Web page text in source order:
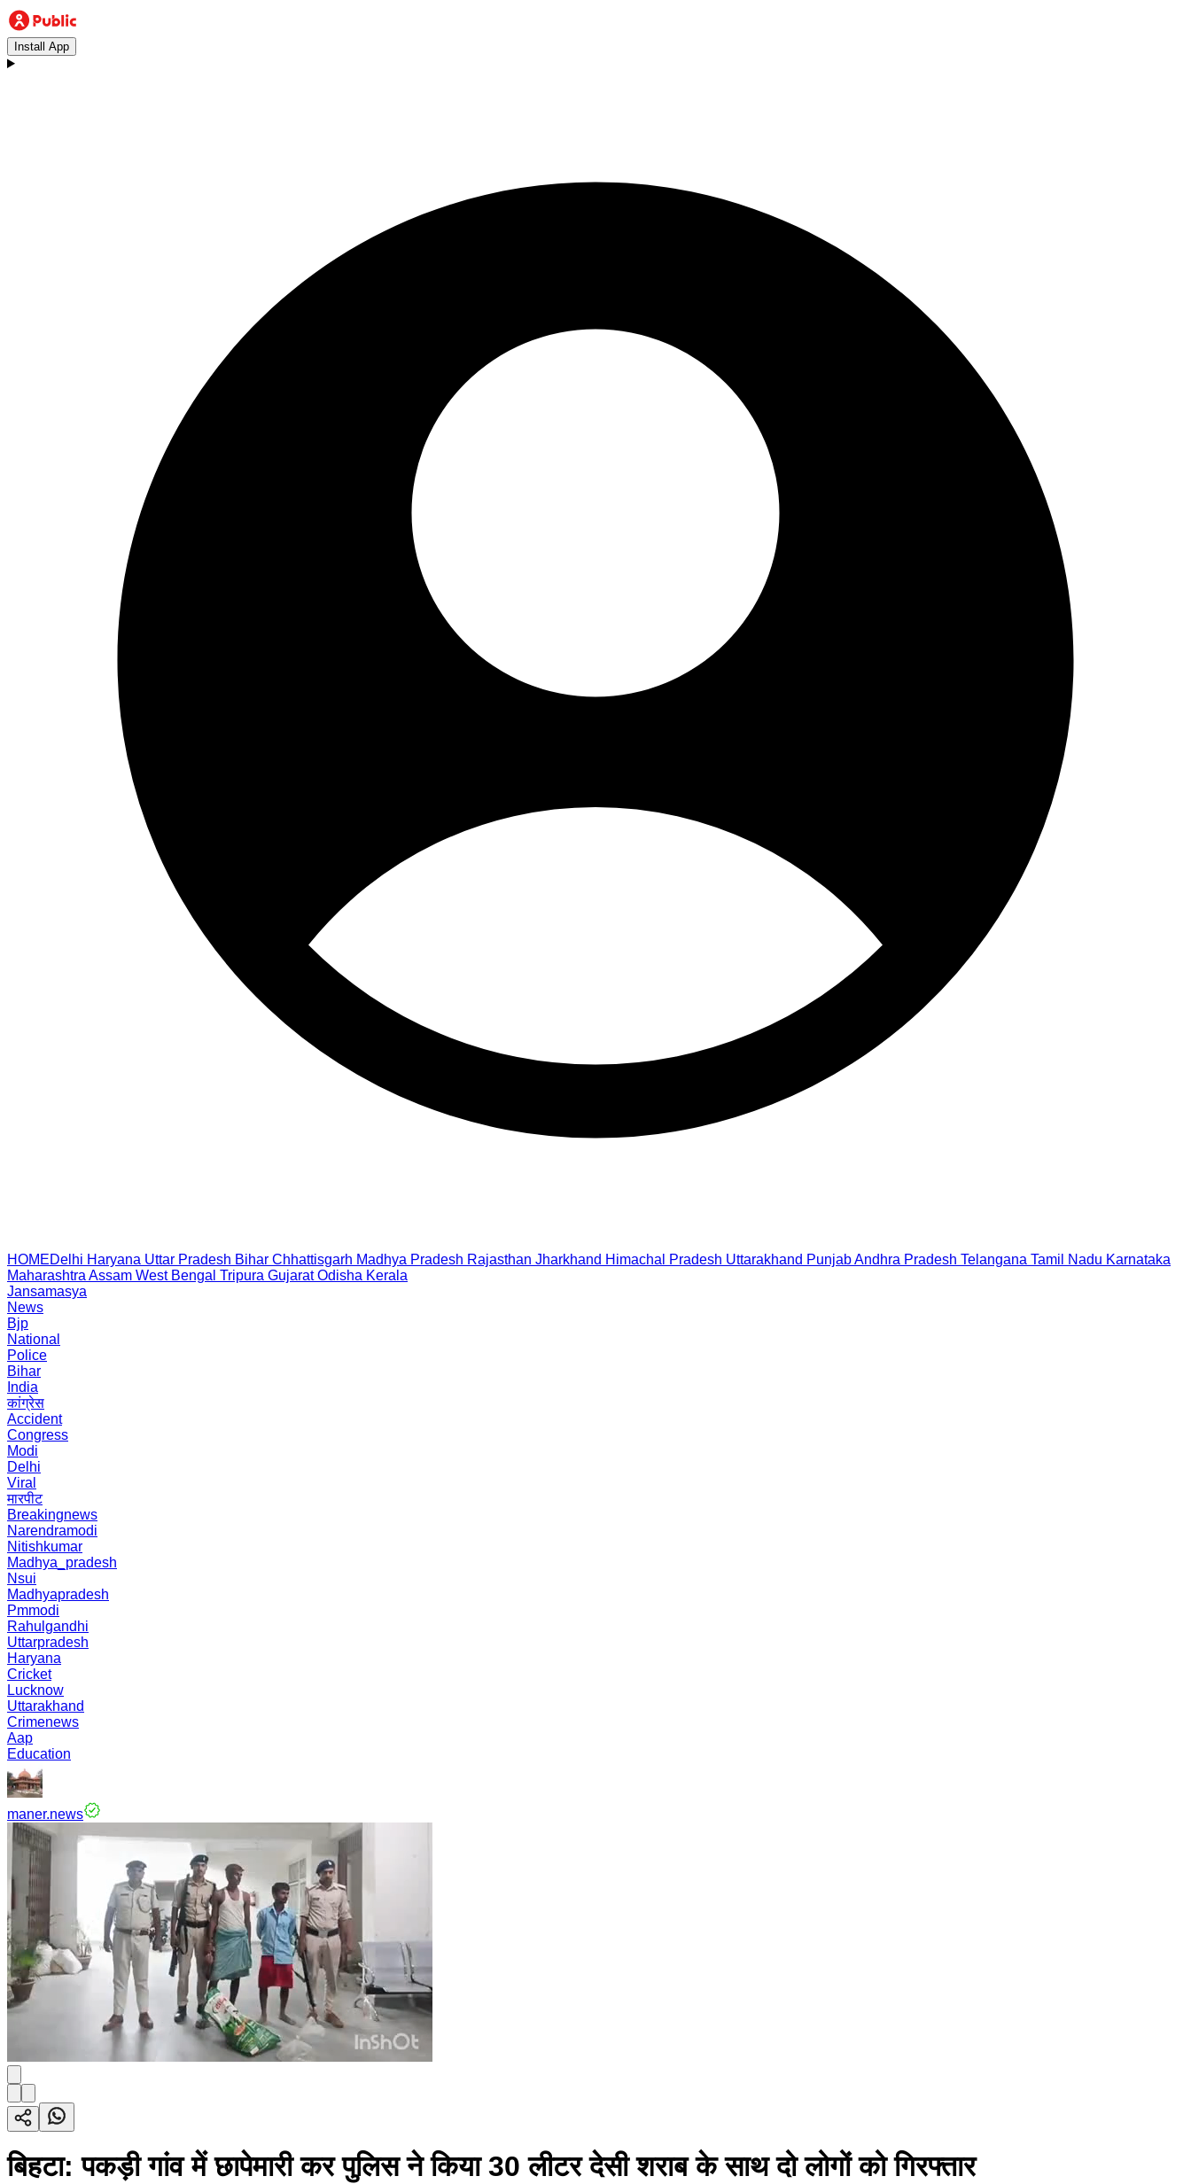
Install App
HOMEDelhi Haryana Uttar Pradesh Bihar Chhattisgarh Madhya Pradesh Rajasthan Jharkhand Himachal Pradesh Uttarakhand PunjabAndhra Pradesh Telangana Tamil Nadu Karnataka
Maharashtra Assam West Bengal Tripura Gujarat Odisha Kerala
Jansamasya
News
Bjp
National
Police
Bihar
India
कांग्रेस
Accident
Congress
Modi
Delhi
Viral
मारपीट
Breakingnews
Narendramodi
Nitishkumar
Madhya_pradesh
Nsui
Madhyapradesh
Pmmodi
Rahulgandhi
Uttarpradesh
Haryana
Cricket
Lucknow
Uttarakhand
Crimenews
Aap
Education
maner.news
बिहटा: पकड़ी गांव में छापेमारी कर पुलिस ने किया 30 लीटर देसी शराब के साथ दो लोगों को गिरफ्तार